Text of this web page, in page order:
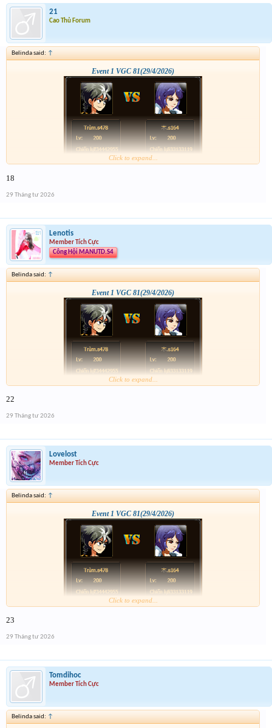
21
Cao Thủ Forum
Belinda said: ↑
Event 1 VGC 81(29/4/2026)
Click to expand...
18
29 Tháng tư 2026
Lenotis
Member Tích Cực
Công Hội MANUTD.S4
Belinda said: ↑
Event 1 VGC 81(29/4/2026)
Click to expand...
22
29 Tháng tư 2026
Lovelost
Member Tích Cực
Belinda said: ↑
Event 1 VGC 81(29/4/2026)
Click to expand...
23
29 Tháng tư 2026
Tomdihoc
Member Tích Cực
Belinda said: ↑